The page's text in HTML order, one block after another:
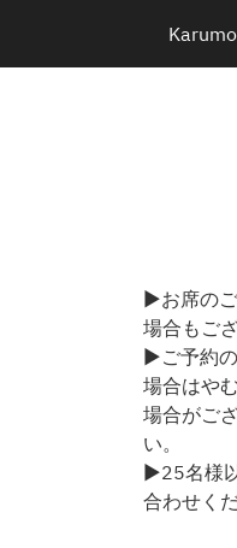
▶お席の
場合もご
▶ご予約
場合はや
場合がご
い。
▶25名様
合わせくだ